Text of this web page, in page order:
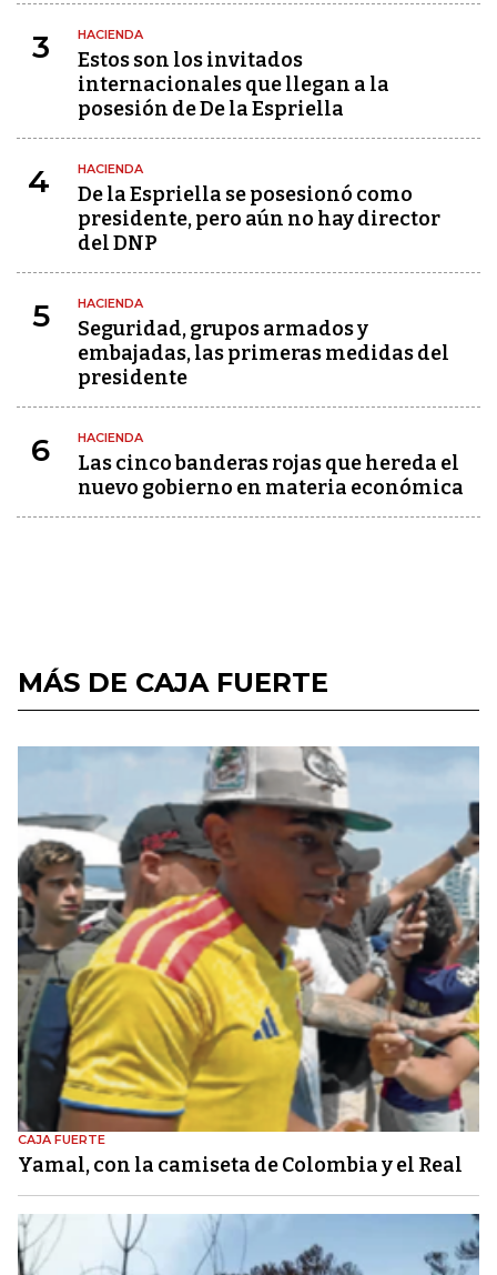
3 HACIENDA
Estos son los invitados
internacionales que llegan a la
posesión de De la Espriella
4 HACIENDA
De la Espriella se posesionó como
presidente, pero aún no hay director
del DNP
5 HACIENDA
Seguridad, grupos armados y
embajadas, las primeras medidas del
presidente
6 HACIENDA
Las cinco banderas rojas que hereda el
nuevo gobierno en materia económica
MÁS DE CAJA FUERTE
CAJA FUERTE
Yamal, con la camiseta de Colombia y el Real